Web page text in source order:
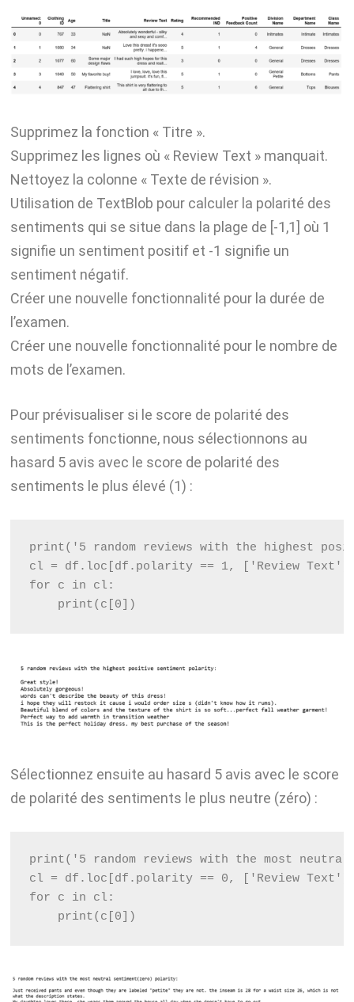
Supprimez la fonction « Titre ».
Supprimez les lignes où « Review Text » manquait.
Nettoyez la colonne « Texte de révision ».
Utilisation de TextBlob pour calculer la polarité des
sentiments qui se situe dans la plage de [-1,1] où 1
signifie un sentiment positif et -1 signifie un
sentiment négatif.
Créer une nouvelle fonctionnalité pour la durée de
l’examen.
Créer une nouvelle fonctionnalité pour le nombre de
mots de l’examen.
Pour prévisualiser si le score de polarité des
sentiments fonctionne, nous sélectionnons au
hasard 5 avis avec le score de polarité des
sentiments le plus élevé (1) :
print('5 random reviews with the highest
cl = df.loc[df.polarity == 1, ['Review
for c in cl:
    print(c[0])
Sélectionnez ensuite au hasard 5 avis avec le score
de polarité des sentiments le plus neutre (zéro) :
print('5 random reviews with the most
cl = df.loc[df.polarity == 0, ['Review
for c in cl:
    print(c[0])